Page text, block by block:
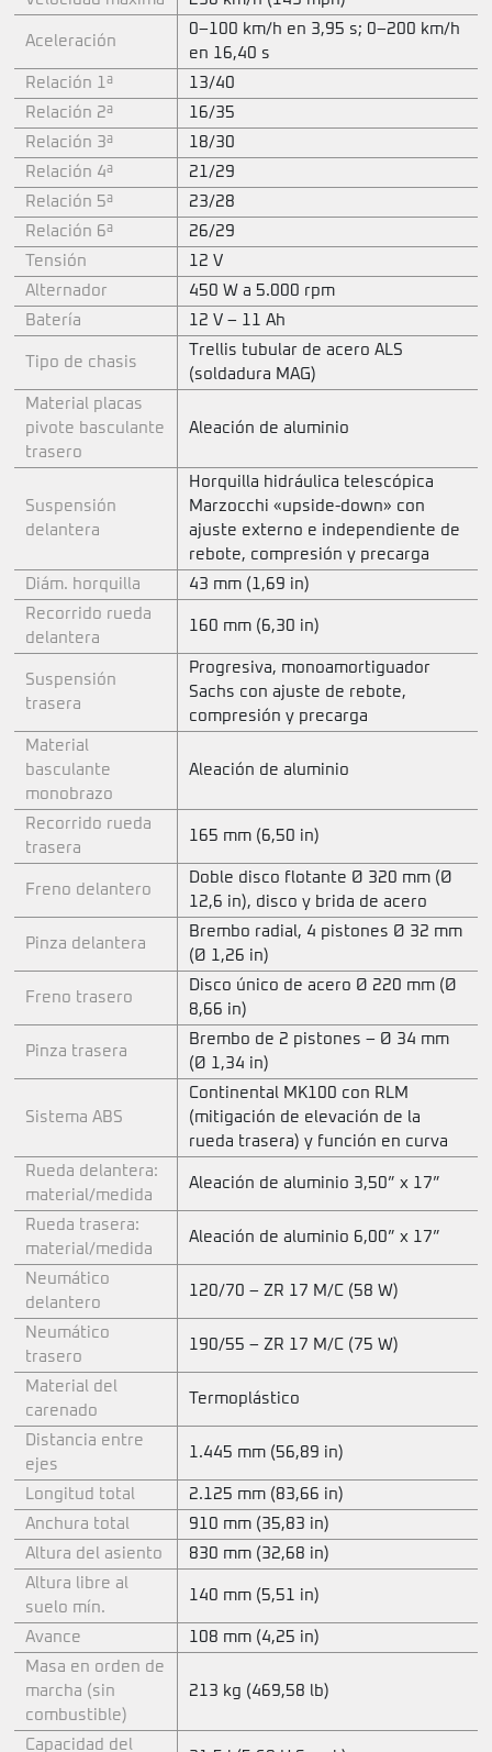
Aceleración
0–100 km/h en 3,95 s; 0–200 km/h
en 16,40 s
Relación 1ª
13/40
Relación 2ª
16/35
Relación 3ª
18/30
Relación 4ª
21/29
Relación 5ª
23/28
Relación 6ª
26/29
Tensión
12 V
Alternador
450 W a 5.000 rpm
Batería
12 V – 11 Ah
Tipo de chasis
Trellis tubular de acero ALS
(soldadura MAG)
Material placas
pivote basculante
trasero
Aleación de aluminio
Suspensión
delantera
Horquilla hidráulica telescópica
Marzocchi «upside-down» con
ajuste externo e independiente de
rebote, compresión y precarga
Diám. horquilla
43 mm (1,69 in)
Recorrido rueda
delantera
160 mm (6,30 in)
Suspensión
trasera
Progresiva, monoamortiguador
Sachs con ajuste de rebote,
compresión y precarga
Material
basculante
monobrazo
Aleación de aluminio
Recorrido rueda
trasera
165 mm (6,50 in)
Freno delantero
Doble disco flotante Ø 320 mm (Ø
12,6 in), disco y brida de acero
Pinza delantera
Brembo radial, 4 pistones Ø 32 mm
(Ø 1,26 in)
Freno trasero
Disco único de acero Ø 220 mm (Ø
8,66 in)
Pinza trasera
Brembo de 2 pistones – Ø 34 mm
(Ø 1,34 in)
Sistema ABS
Continental MK100 con RLM
(mitigación de elevación de la
rueda trasera) y función en curva
Rueda delantera:
material/medida
Aleación de aluminio 3,50” x 17”
Rueda trasera:
material/medida
Aleación de aluminio 6,00” x 17”
Neumático
delantero
120/70 – ZR 17 M/C (58 W)
Neumático
trasero
190/55 – ZR 17 M/C (75 W)
Material del
carenado
Termoplástico
Distancia entre
ejes
1.445 mm (56,89 in)
Longitud total
2.125 mm (83,66 in)
Anchura total
910 mm (35,83 in)
Altura del asiento
830 mm (32,68 in)
Altura libre al
suelo mín.
140 mm (5,51 in)
Avance
108 mm (4,25 in)
Masa en orden de
marcha (sin
combustible)
213 kg (469,58 lb)
Capacidad del